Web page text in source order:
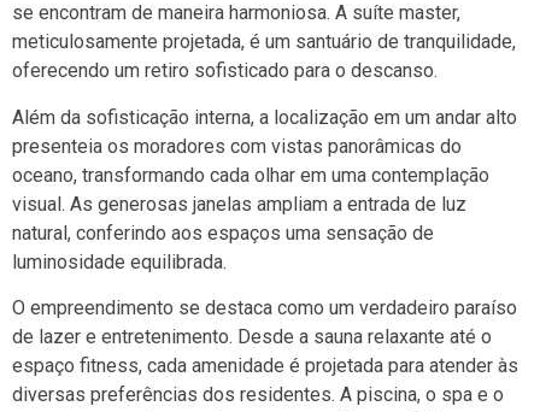
se encontram de maneira harmoniosa. A suíte master,
meticulosamente projetada, é um santuário de tranquilidade,
oferecendo um retiro sofisticado para o descanso.
Além da sofisticação interna, a localização em um andar alto
presenteia os moradores com vistas panorâmicas do
oceano, transformando cada olhar em uma contemplação
visual. As generosas janelas ampliam a entrada de luz
natural, conferindo aos espaços uma sensação de
luminosidade equilibrada.
O empreendimento se destaca como um verdadeiro paraíso
de lazer e entretenimento. Desde a sauna relaxante até o
espaço fitness, cada amenidade é projetada para atender às
diversas preferências dos residentes. A piscina, o spa e o